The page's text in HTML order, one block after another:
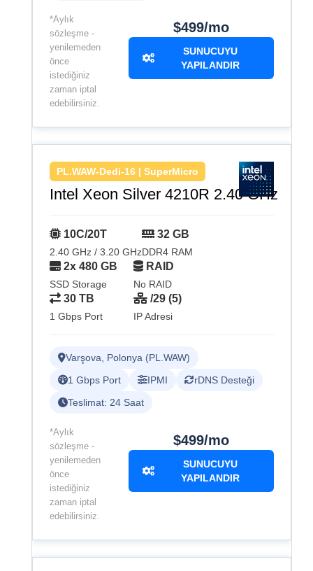
*Aylık
sözleşme -
yenilemeden
önce
istediğiniz
zaman iptal
edebilirsiniz.
$499/mo
SUNUCUYU
YAPILANDIR
PL.WAW-Dedi-16 | SuperMicro
Intel Xeon Silver 4210R 2.40 GHz
10C/20T
2.40 GHz / 3.20 GHz
32 GB
DDR4 RAM
2x 480 GB
SSD Storage
RAID
No RAID
30 TB
1 Gbps Port
/29 (5)
IP Adresi
Varşova, Polonya (PL.WAW)
1 Gbps Port
IPMI
rDNS Desteği
Teslimat: 24 Saat
*Aylık
sözleşme -
yenilemeden
önce
istediğiniz
zaman iptal
edebilirsiniz.
$499/mo
SUNUCUYU
YAPILANDIR